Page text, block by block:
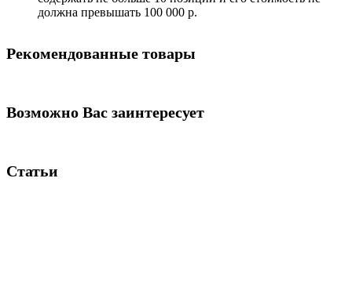
должна превышать 100 000 р.
Рекомендованные товары
Возможно Вас заинтересует
Статьи